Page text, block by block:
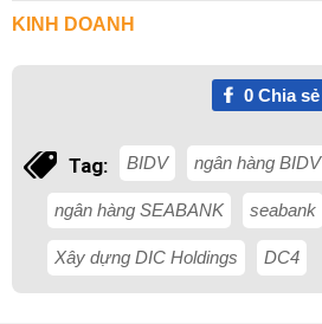
KINH DOANH
0Chia sẻ
Tag: BIDV ngân hàng BIDV
ngân hàng SEABANK seabank
Xây dựng DIC Holdings DC4